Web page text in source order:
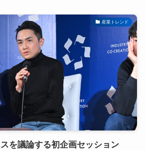
産業トレンド
を議論する初企画セッション